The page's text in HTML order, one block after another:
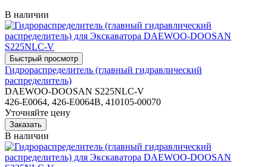
В наличии
Гидрораспределитель (главный гидравлический
распределитель)
DAEWOO-DOOSAN S225NLC-V
426-E0064, 426-E0064B, 410105-00070
Уточняйте цену
В наличии